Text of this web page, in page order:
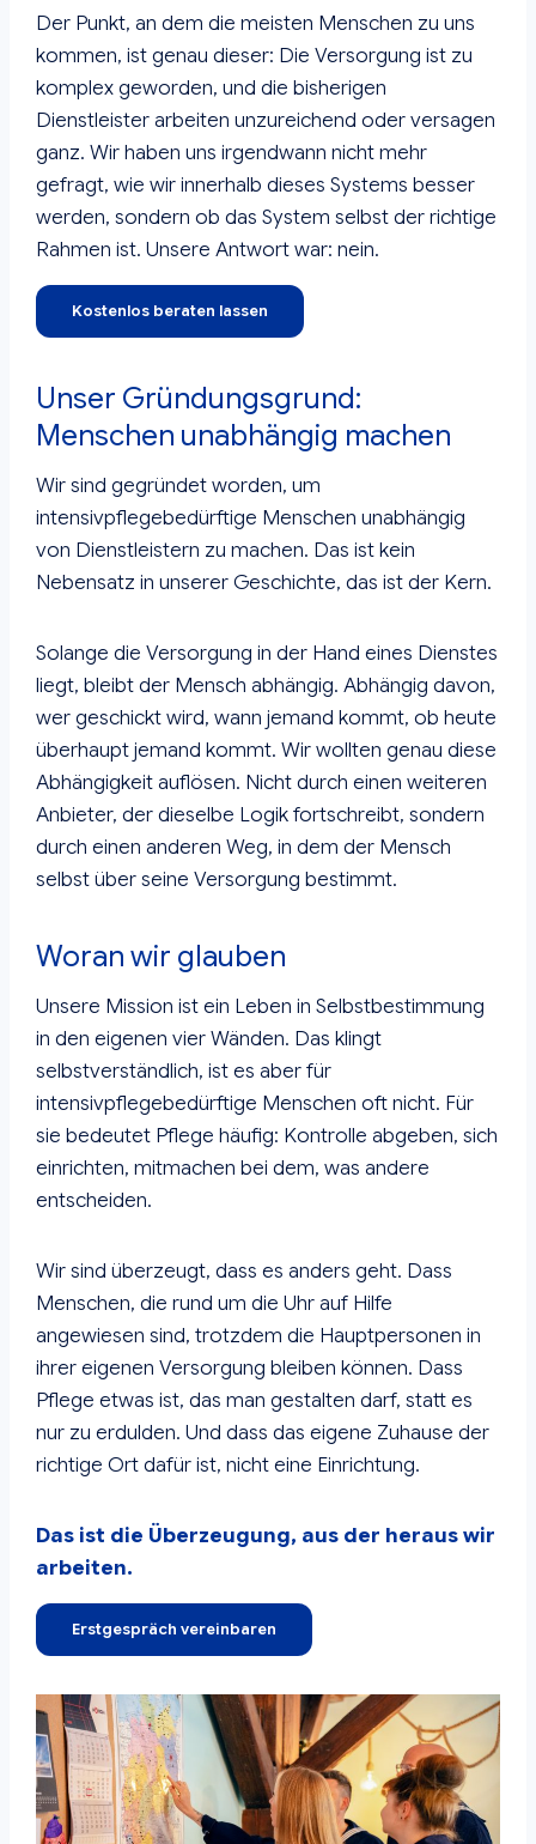
Der Punkt, an dem die meisten Menschen zu uns
kommen, ist genau dieser: Die Versorgung ist zu
komplex geworden, und die bisherigen
Dienstleister arbeiten unzureichend oder versagen
ganz. Wir haben uns irgendwann nicht mehr
gefragt, wie wir innerhalb dieses Systems besser
werden, sondern ob das System selbst der richtige
Rahmen ist. Unsere Antwort war: nein.
Kostenlos beraten lassen
Unser Gründungsgrund:
Menschen unabhängig machen
Wir sind gegründet worden, um
intensivpflegebedürftige Menschen unabhängig
von Dienstleistern zu machen. Das ist kein
Nebensatz in unserer Geschichte, das ist der Kern.
Solange die Versorgung in der Hand eines Dienstes
liegt, bleibt der Mensch abhängig. Abhängig davon,
wer geschickt wird, wann jemand kommt, ob heute
überhaupt jemand kommt. Wir wollten genau diese
Abhängigkeit auflösen. Nicht durch einen weiteren
Anbieter, der dieselbe Logik fortschreibt, sondern
durch einen anderen Weg, in dem der Mensch
selbst über seine Versorgung bestimmt.
Woran wir glauben
Unsere Mission ist ein Leben in Selbstbestimmung
in den eigenen vier Wänden. Das klingt
selbstverständlich, ist es aber für
intensivpflegebedürftige Menschen oft nicht. Für
sie bedeutet Pflege häufig: Kontrolle abgeben, sich
einrichten, mitmachen bei dem, was andere
entscheiden.
Wir sind überzeugt, dass es anders geht. Dass
Menschen, die rund um die Uhr auf Hilfe
angewiesen sind, trotzdem die Hauptpersonen in
ihrer eigenen Versorgung bleiben können. Dass
Pflege etwas ist, das man gestalten darf, statt es
nur zu erdulden. Und dass das eigene Zuhause der
richtige Ort dafür ist, nicht eine Einrichtung.
Das ist die Überzeugung, aus der heraus wir
arbeiten.
Erstgespräch vereinbaren